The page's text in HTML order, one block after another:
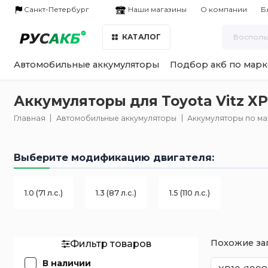
Санкт-Петербург Наши магазины О компании
КАТАЛОГ
Автомобильные аккумуляторы Подбор акб по
Аккумуляторы для Toyota Vitz
Главная Автомобильные аккумуляторы Аккумуляторы по
Выберите модификацию двигателя:
1.0 (71 л.с.) 1.3 (87 л.с.) 1.5 (110 л.с.)
Фильтр товаров
В наличии
Похожие